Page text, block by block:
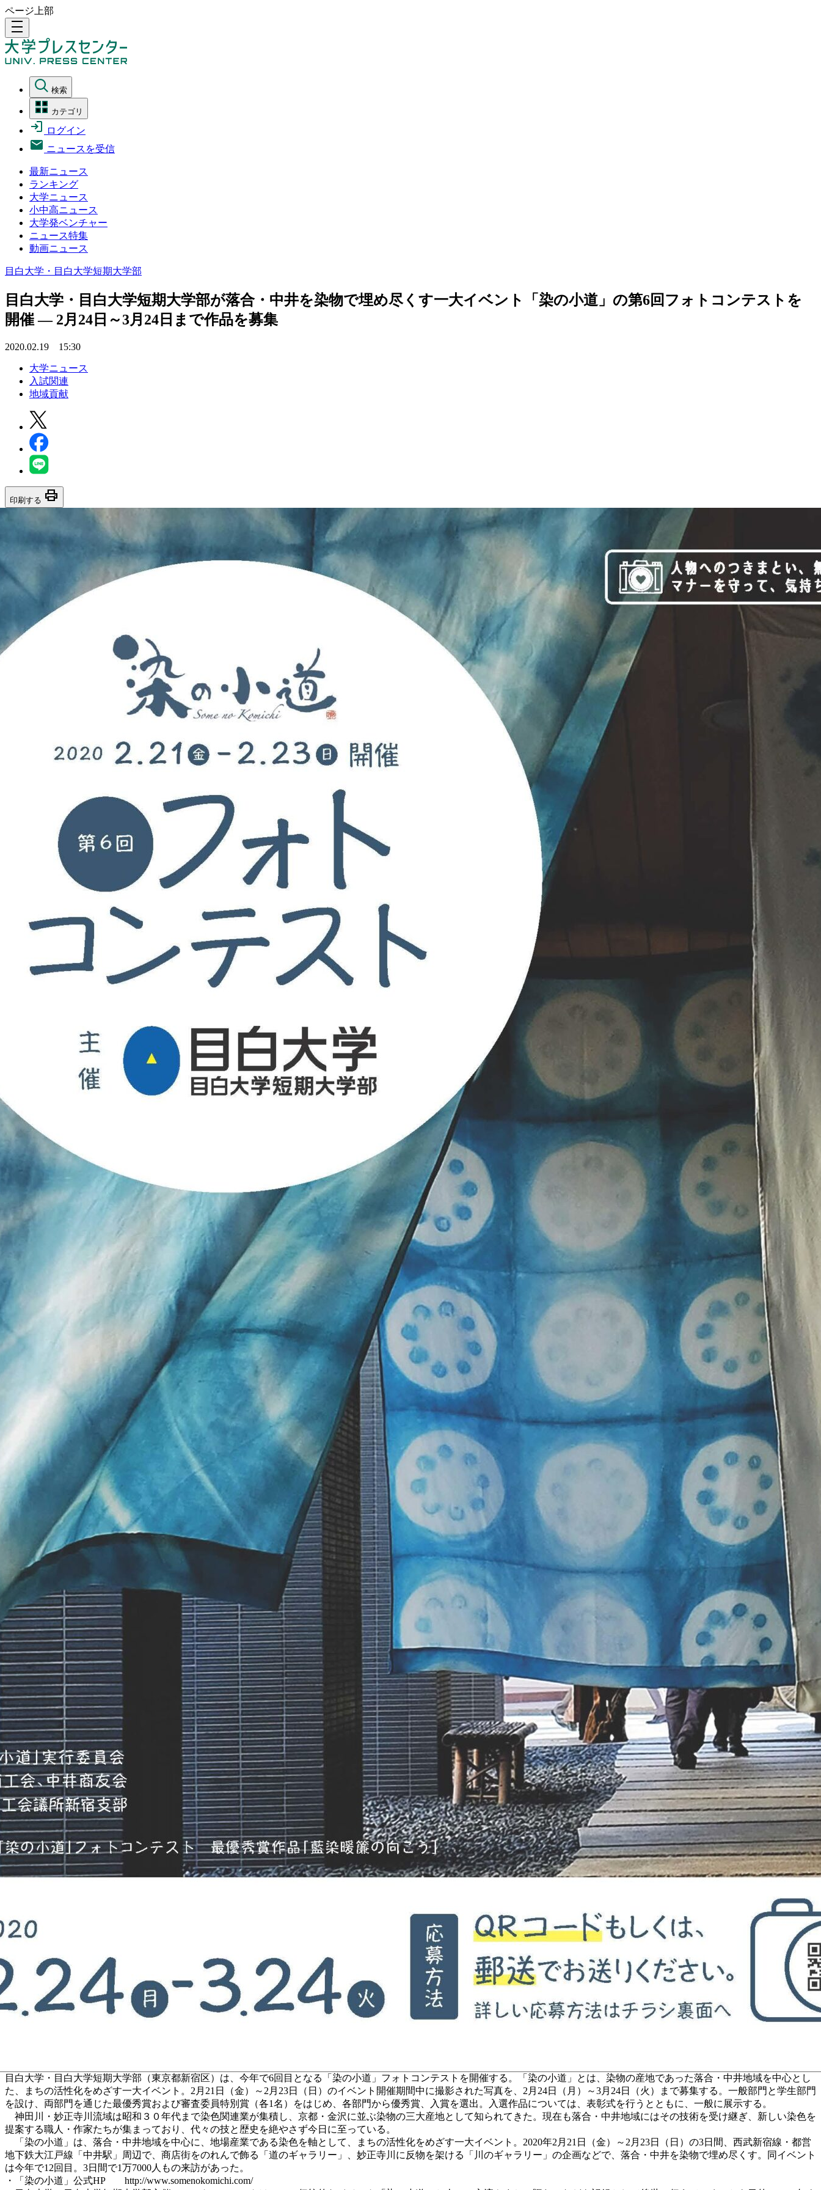
ページ上部
density_medium
検索
カテゴリ
ログイン
ニュースを受信
最新ニュース
ランキング
大学ニュース
小中高ニュース
大学発ベンチャー
ニュース特集
動画ニュース
目白大学・目白大学短期大学部
目白大学・目白大学短期大学部が落合・中井を染物で埋め尽くす一大イベント「染の小道」の第6回フォトコンテストを
開催 — 2月24日～3月24日まで作品を募集
2020.02.19 15:30
大学ニュース
入試関連
地域貢献
印刷する print
目白大学・目白大学短期大学部（東京都新宿区）は、今年で6回目となる「染の小道」フォトコンテストを開催する。「染の小道」とは、染物の産地であった落合・中井地域を中心とし
た、まちの活性化をめざす一大イベント。2月21日（金）～2月23日（日）のイベント開催期間中に撮影された写真を、2月24日（月）～3月24日（火）まで募集する。一般部門と学生部門
を設け、両部門を通じた最優秀賞および審査委員特別賞（各1名）をはじめ、各部門から優秀賞、入賞を選出。入選作品については、表彰式を行うとともに、一般に展示する。
神田川・妙正寺川流域は昭和３０年代まで染色関連業が集積し、京都・金沢に並ぶ染物の三大産地として知られてきた。現在も落合・中井地域にはその技術を受け継ぎ、新しい染色を
提案する職人・作家たちが集まっており、代々の技と歴史を絶やさず今日に至っている。
「染の小道」は、落合・中井地域を中心に、地場産業である染色を軸として、まちの活性化をめざす一大イベント。2020年2月21日（金）～2月23日（日）の3日間、西武新宿線・都営
地下鉄大江戸線「中井駅」周辺で、商店街をのれんで飾る「道のギャラリー」、妙正寺川に反物を架ける「川のギャラリー」の企画などで、落合・中井を染物で埋め尽くす。同イベント
は今年で12回目。3日間で1万7000人もの来訪があった。
・「染の小道」公式HP http://www.somenokomichi.com/